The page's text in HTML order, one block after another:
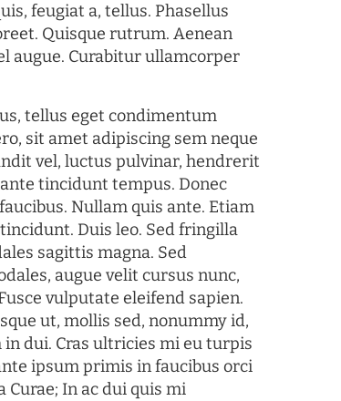
feugiat a, tellus. Phasellus
Quisque rutrum. Aenean
augue. Curabitur ullamcorper
tellus eget condimentum
sit amet adipiscing sem neque
vel, luctus pulvinar, hendrerit
tincidunt tempus. Donec
Nullam quis ante. Etiam
Duis leo. Sed fringilla
sagittis magna. Sed
augue velit cursus nunc,
vulputate eleifend sapien.
ut, mollis sed, nonummy id,
dui. Cras ultricies mi eu turpis
ipsum primis in faucibus orci
In ac dui quis mi